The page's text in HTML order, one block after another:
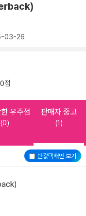
03-26
점
우주점
(0)
판매자 중고
(1)
반값택배만 보기